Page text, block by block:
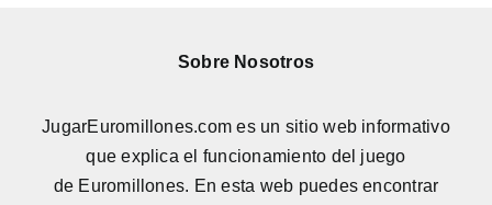
Sobre Nosotros
JugarEuromillones.com es un sitio web informativo
que explica el funcionamiento del juego
de Euromillones. En esta web puedes encontrar